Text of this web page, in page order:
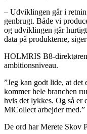
– Udviklingen går i
genbrugt. Både vi
og udviklingen går
data på produkterne,
HOLMRIS B8-
ambitionsniveau.
”Jeg kan godt lide, at det
kommer hele branchen
hvis det lykkes. Og så er
MiCollect arbejder med.”
De ord har Merete Skov